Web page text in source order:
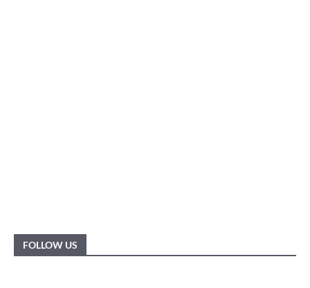
FOLLOW US